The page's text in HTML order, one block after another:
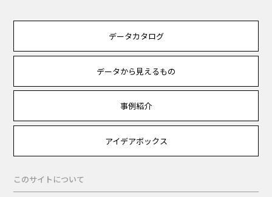
データカタログ
データから見えるもの
事例紹介
アイデアボックス
このサイトについて